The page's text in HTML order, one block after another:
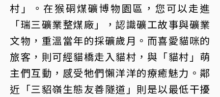
村」。在猴硐煤礦博物園區，您可以走進
「瑞三礦業整煤廠」，認識礦工故事與礦業
文物，重溫當年的採礦歲月。而喜愛貓咪的
旅客，則可經貓橋走入貓村，與「貓村」萌
主們互動，感受牠們懶洋洋的療癒魅力。鄰
近「三貂嶺生態友善隧道」則是以最低干擾